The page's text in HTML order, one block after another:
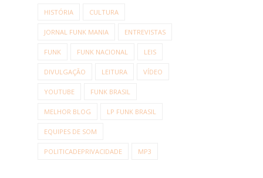
HISTÓRIA CULTURA
JORNAL FUNK MANIA ENTREVISTAS
FUNK FUNK NACIONAL LEIS
DIVULGAÇÃO LEITURA VÍDEO
YOUTUBE FUNK BRASIL
MELHOR BLOG LP FUNK BRASIL
EQUIPES DE SOM
POLITICADEPRIVACIDADE MP3